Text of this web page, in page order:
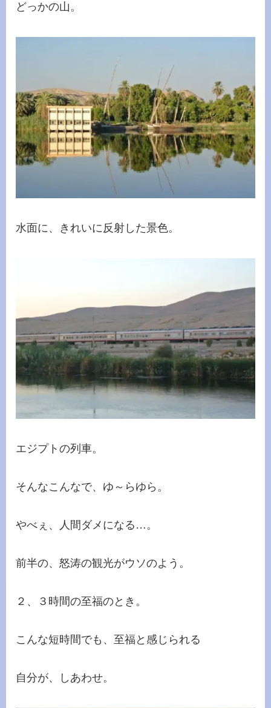
どっかの山。
水面に、きれいに反射した景色。
エジプトの列車。
そんなこんなで、ゆ～らゆら。
やべぇ、人間ダメになる…。
前半の、怒涛の観光がウソのよう。
２、３時間の至福のとき。
こんな短時間でも、至福と感じられる
自分が、しあわせ。